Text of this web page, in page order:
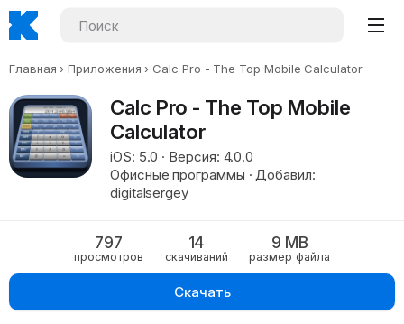
Главная Приложения Calc Pro - The Top Mobile Calculator
Calc Pro - The Top Mobile
Calculator
iOS: 5.0 · Версия: 4.0.0
Офисные программы · Добавил:
digitalsergey
797
просмотров
14
скачиваний
9 MB
размер файла
Скачать